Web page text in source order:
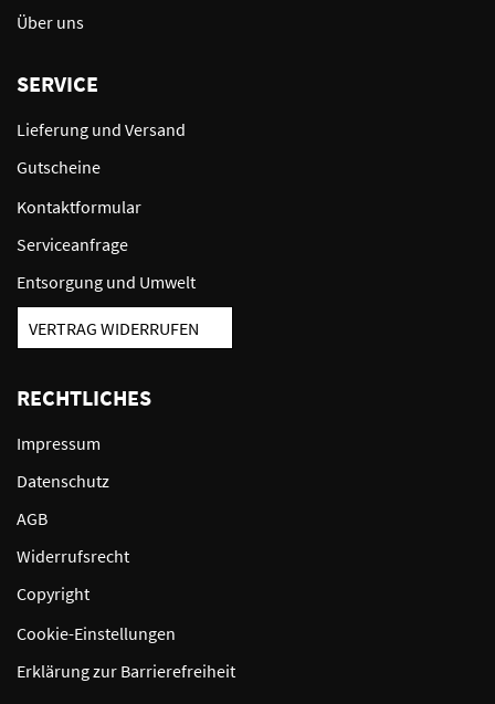
Über uns
SERVICE
Lieferung und Versand
Gutscheine
Kontaktformular
Serviceanfrage
Entsorgung und Umwelt
VERTRAG WIDERRUFEN
RECHTLICHES
Impressum
Datenschutz
AGB
Widerrufsrecht
Copyright
Cookie-Einstellungen
Erklärung zur Barrierefreiheit